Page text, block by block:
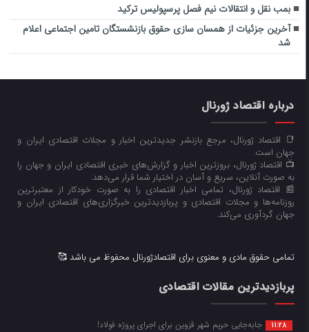
بمب نقل و انتقالات نیم فصل پرسپولیس ترکید
آخرین جزئیات از همسان سازی حقوق بازنشستگان تامین اجتماعی اعلام
شد
درباره اقتصاد ژورنال
📑 اقتصاد ژورنال، مرجع بازنشر جدیدترین اخبار و مجلات اقتصادی ایران و
جهان است.
📺 اقتصاد ژورنال، بروزترین اخبار و گزارش‌های خبری اقتصادی ایران و جهان را
به صورت آنلاین، سریع و آسان در اختیار شما قرار می‌‌دهد.
📰 اقتصاد ژورنال، تمامی اخبار اقتصادی را به صورت خودکار از معتبرترین
روزنامه‌ها و مجلات اقتصادی و پربازدیدترین خبرگزاری‌های اقتصادی ایران و
جهان گردآوری می‌کند.
تمامی حقوق مادی و معنوی برای اقتصادژورنال محفوظ می باشد 🥰
پربازدیدترین مقالات اقتصادی
11:28 جابه‌جایی حریم شهر قزوین برای اجرای پروژه فولاد!